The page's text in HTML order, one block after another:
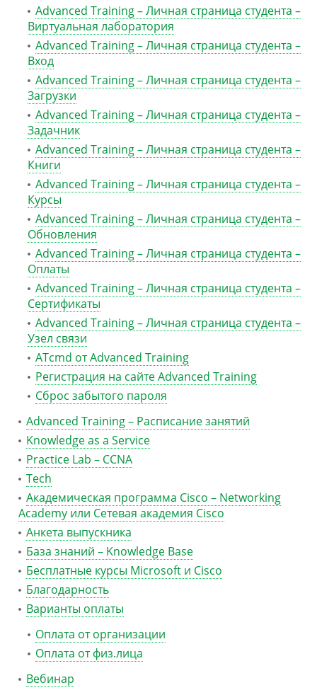
Advanced Training – Личная страница студента –
Виртуальная лаборатория
Advanced Training – Личная страница студента –
Вход
Advanced Training – Личная страница студента –
Загрузки
Advanced Training – Личная страница студента –
Задачник
Advanced Training – Личная страница студента –
Книги
Advanced Training – Личная страница студента –
Курсы
Advanced Training – Личная страница студента –
Обновления
Advanced Training – Личная страница студента –
Оплаты
Advanced Training – Личная страница студента –
Сертификаты
Advanced Training – Личная страница студента –
Узел связи
ATcmd от Advanced Training
Регистрация на сайте Advanced Training
Сброс забытого пароля
Advanced Training – Расписание занятий
Knowledge as a Service
Practice Lab – CCNA
Tech
Академическая программа Cisco – Networking
Academy или Сетевая академия Cisco
Анкета выпускника
База знаний – Knowledge Base
Бесплатные курсы Microsoft и Cisco
Благодарность
Варианты оплаты
Оплата от организации
Оплата от физ.лица
Вебинар